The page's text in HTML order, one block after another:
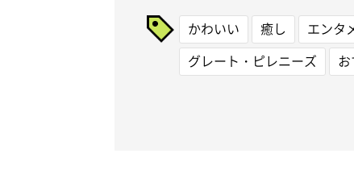
かわいい 癒し エンタ
グレート・ピレニーズ